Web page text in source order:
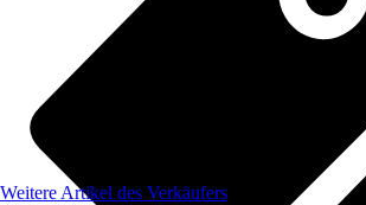
Weitere Artikel des Verkäufers